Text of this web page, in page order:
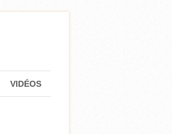
VIDÉOS